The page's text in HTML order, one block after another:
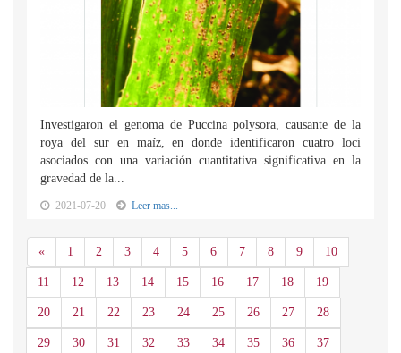
Investigaron el genoma de Puccina polysora, causante de la
roya del sur en maíz, en donde identificaron cuatro loci
asociados con una variación cuantitativa significativa en la
gravedad de la...
2021-07-20 Leer mas...
«Anterior
1 2 3 4 5 6 7 8 9 10
11 12 13 14 15 16 17 18 19
20 21 22 23 24 25 26 27 28
29 30 31 32 33 34 35 36 37